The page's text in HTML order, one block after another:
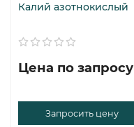
Калий азотнокислый
Цена по запросу
Запросить цену